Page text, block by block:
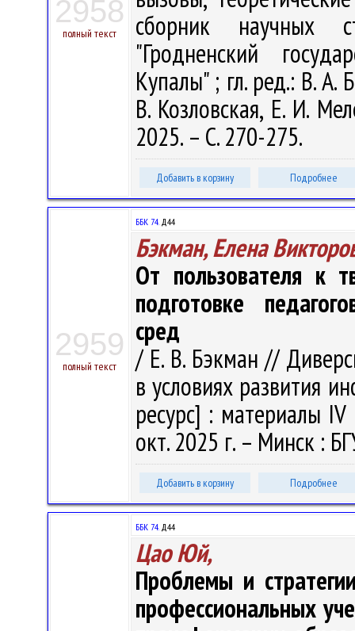
2958
полный текст
сборник научных
"Гродненский
Купалы" ; гл. ред.: В. А.
В. Козловская, Е. И.
2025. – С. 270-275.
Добавить в корзину Подробнее
2959
полный текст
ББК 74.Д44
Бэкман, Елена
От пользователя к
подготовке
сред
/ Е. В. Бэкман //
в условиях развития
ресурс] : материалы
окт. 2025 г. – Минск :
Добавить в корзину Подробнее
ББК 74.Д44
Цао Юй,
Проблемы и
профессиональных